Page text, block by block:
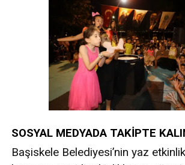
SOSYAL MEDYADA TAKİPTE
Başiskele Belediyesi’nin yaz